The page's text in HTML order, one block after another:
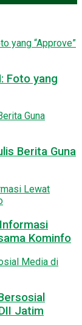
Foto yang
Berita Guna
Kominfo
Jatim